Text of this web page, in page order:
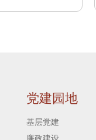
党建园地
基层党建